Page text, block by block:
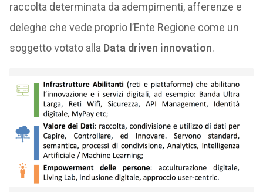
raccolta determinata da adempimenti, afferenze e
deleghe che vede proprio l’Ente Regione come un
soggetto votato alla Data driven innovation.